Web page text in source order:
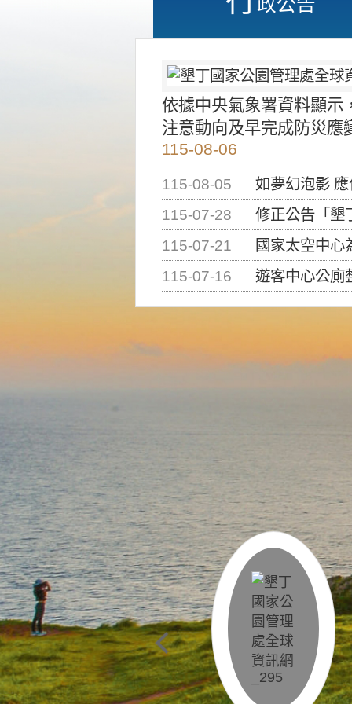
依據中央氣象署資料顯示
注意動向及早完成防災應
115-08-06
115-08-05
如夢幻泡影
115-07-28
修正公告「墾丁國家公
115-07-21
國家太空中心為辦理
115-07-16
遊客中心公廁